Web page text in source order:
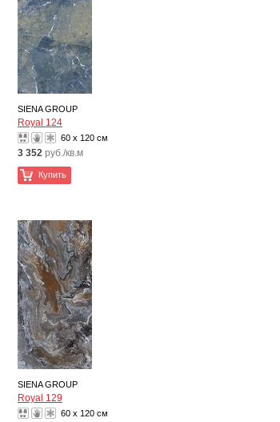
SIENA GROUP
Royal 124
60 x 120 см
3 352 руб./кв.м
Купить
SIENA GROUP
Royal 129
60 x 120 см